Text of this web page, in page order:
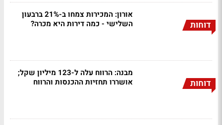
דוחות
אורון: המכירות צמחו ב-21% ברבעון
השלישי - כמה דירות היא מכרה?
דוחות
מבנה: הרווח עלה ל-123 מיליון שקל;
אושררו תחזיות ההכנסות והרווח